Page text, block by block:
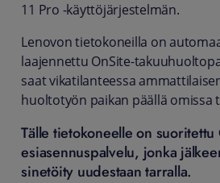
11 Pro -käyttöjärjestelmän.
Lenovon tietokoneilla on
laajennettu OnSite-
saat vikatilanteessa
huoltotyön paikan päällä omissa
Tälle tietokoneelle on suoritettu
esiasennuspalvelu, jonka
sinetöity uudestaan tarralla.